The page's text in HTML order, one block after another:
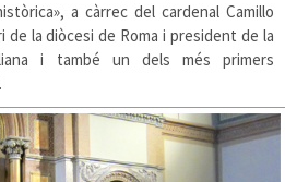
a càrrec del cardenal Camillo
de la diòcesi de Roma i president de la
i també un dels més primers